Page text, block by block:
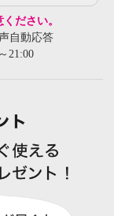
ださい。
自動応答
21:00